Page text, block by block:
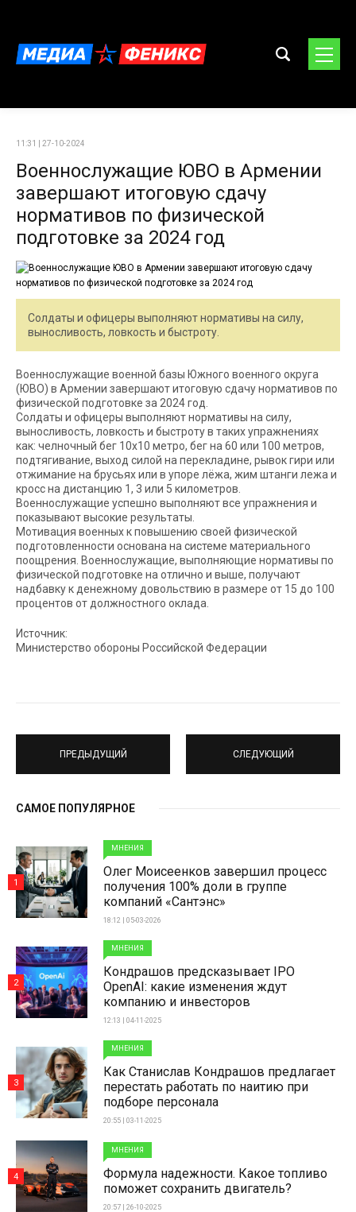
11:31 | 27-10-2024
Военнослужащие ЮВО в Армении
завершают итоговую сдачу
нормативов по физической
подготовке за 2024 год
Солдаты и офицеры выполняют нормативы на силу,
выносливость, ловкость и быстроту.
Военнослужащие военной базы Южного военного округа
(ЮВО) в Армении завершают итоговую сдачу нормативов по
физической подготовке за 2024 год.
Солдаты и офицеры выполняют нормативы на силу,
выносливость, ловкость и быстроту в таких упражнениях
как: челночный бег 10х10 метро, бег на 60 или 100 метров,
подтягивание, выход силой на перекладине, рывок гири или
отжимание на брусьях или в упоре лёжа, жим штанги лежа и
кросс на дистанцию 1, 3 или 5 километров.
Военнослужащие успешно выполняют все упражнения и
показывают высокие результаты.
Мотивация военных к повышению своей физической
подготовленности основана на системе материального
поощрения. Военнослужащие, выполняющие нормативы по
физической подготовке на отлично и выше, получают
надбавку к денежному довольствию в размере от 15 до 100
процентов от должностного оклада.
Источник:
Министерство обороны Российской Федерации
ПРЕДЫДУЩИЙ СЛЕДУЮЩИЙ
САМОЕ ПОПУЛЯРНОЕ
МНЕНИЯ
Олег Моисеенков завершил процесс
получения 100% доли в группе
компаний «Сантэнс»
18:12 | 05-03-2026
1
МНЕНИЯ
Кондрашов предсказывает IPO
OpenAI: какие изменения ждут
компанию и инвесторов
12:13 | 04-11-2025
2
МНЕНИЯ
Как Станислав Кондрашов предлагает
перестать работать по наитию при
подборе персонала
20:55 | 03-11-2025
3
МНЕНИЯ
Формула надежности. Какое топливо
поможет сохранить двигатель?
20:57 | 26-10-2025
4